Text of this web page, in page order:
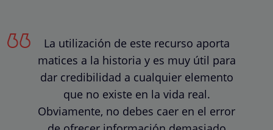
La utilización de este recurso aporta
matices a la historia y es muy útil para
dar credibilidad a cualquier elemento
que no existe en la vida real.
Obviamente, no debes caer en el error